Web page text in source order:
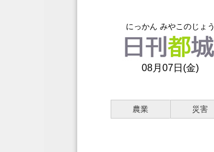
にっかん みやこのじょう
08月07日(金)
農業 災害